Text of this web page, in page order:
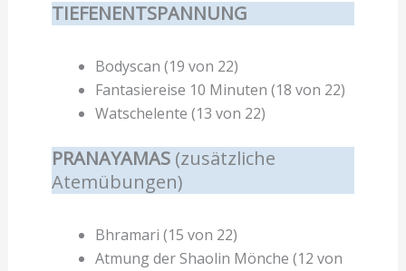
TIEFENENTSPANNUNG
Bodyscan (19 von 22)
Fantasiereise 10 Minuten (18 von 22)
Watschelente (13 von 22)
PRANAYAMAS(zusätzliche
Atemübungen)
Bhramari (15 von 22)
Atmung der Shaolin Mönche (12 von